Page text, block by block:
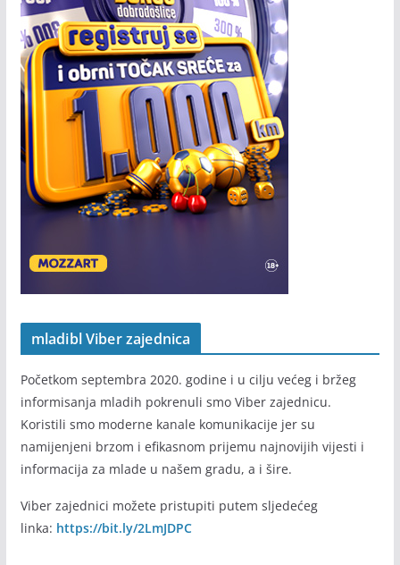
mladibl Viber zajednica
Početkom septembra 2020. godine i u cilju većeg i bržeg
informisanja mladih pokrenuli smo Viber zajednicu.
Koristili smo moderne kanale komunikacije jer su
namijenjeni brzom i efikasnom prijemu najnovijih vijesti i
informacija za mlade u našem gradu, a i šire.
Viber zajednici možete pristupiti putem sljedećeg
linka: https://bit.ly/2LmJDPC